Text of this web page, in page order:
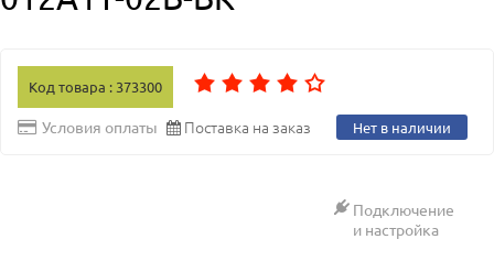
Код товара : 373300
Условия оплаты Поставка на заказ Нет в наличии
Подключение
и настройка